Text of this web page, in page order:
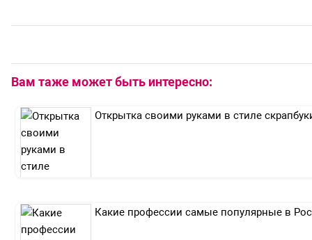
Вам таже может быть интересно:
Открытка своими руками в стиле
Какие профессии самые популярные в